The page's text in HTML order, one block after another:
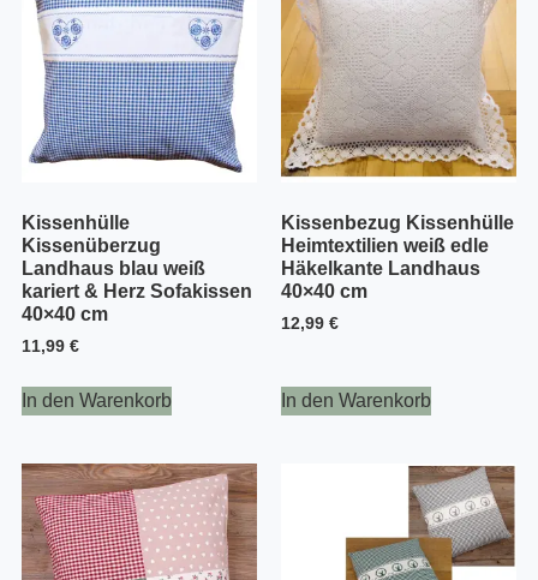
Kissenhülle
Kissenüberzug
Landhaus blau weiß
kariert & Herz Sofakissen
40×40 cm
11,99 €
In den Warenkorb
Kissenbezug Kissenhülle
Heimtextilien weiß edle
Häkelkante Landhaus
40×40 cm
12,99 €
In den Warenkorb